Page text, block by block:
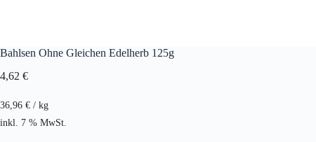
Bahlsen Ohne Gleichen Edelherb 125g
4,62 €
36,96 € / kg
inkl. 7 % MwSt.